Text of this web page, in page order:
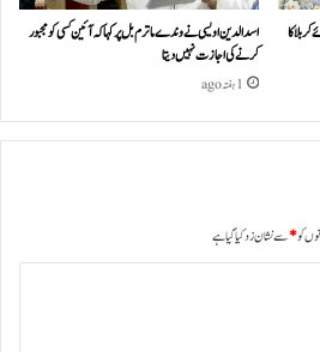
کا
اسد الدین اویسی نے وندے ماترم بل پر کہا کہ آئین کسی کو مجبور
کرنے کی اجازت نہیں دیتا
1 ہفتہ ago
کو*سے نشان زد کیا گیا ہے